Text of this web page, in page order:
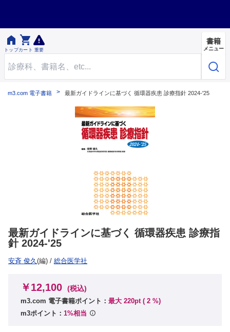

トップ

カート 重要
書籍
メニュー
m3.com 電子書籍 最新ガイドラインに基づく 循環器疾患 診療指針 2024-'25
最新ガイドラインに基づく 循環器疾患 診療指
針 2024-'25
安斉 俊久(編) / 総合医学社
￥12,100 (税込)
m3.com 電子書籍ポイント： 最大 220pt ( 2 %)
m3ポイント： 1%相当